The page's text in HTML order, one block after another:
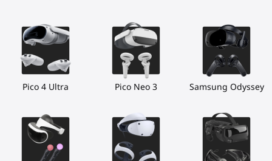
Pico 4 Ultra Pico Neo 3 Samsung Odyssey